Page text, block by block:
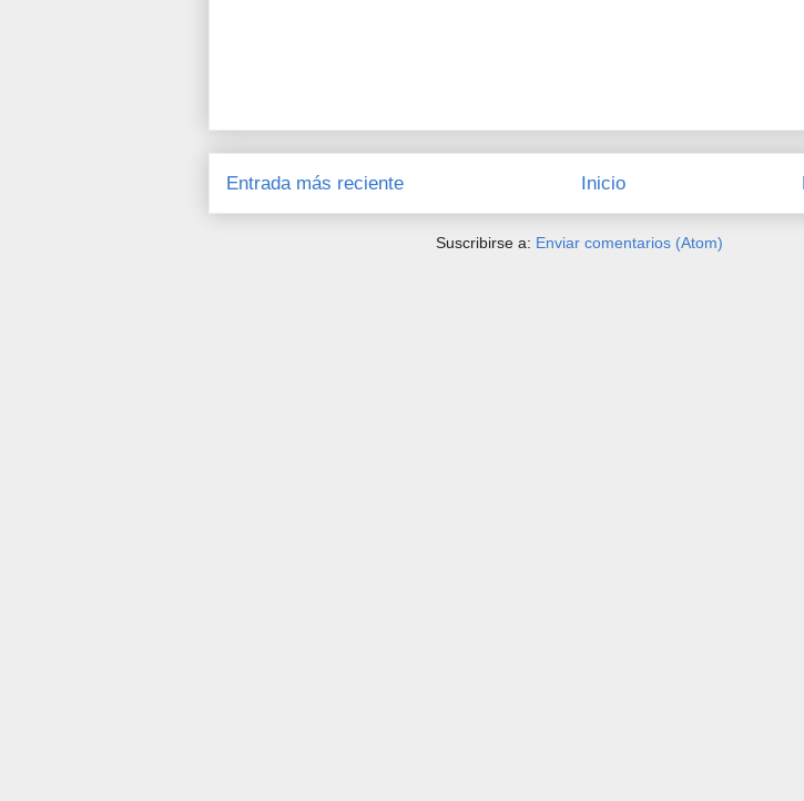
Entrada más reciente Inicio
Suscribirse a: Enviar comentarios (Atom)